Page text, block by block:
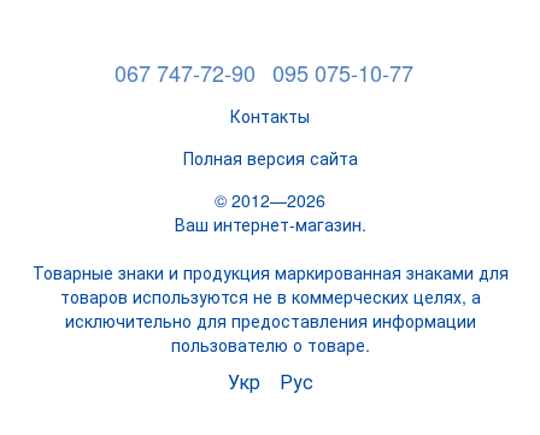
067 747-72-90 095 075-10-77
Контакты
Полная версия сайта
© 2012—2026
Ваш интернет-магазин.
Товарные знаки и продукция маркированная знаками для
товаров используются не в коммерческих целях, а
исключительно для предоставления информации
пользователю о товаре.
Укр Рус